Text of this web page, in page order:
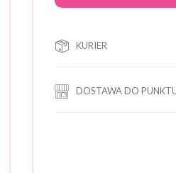
KURIER
DOSTAWA DO